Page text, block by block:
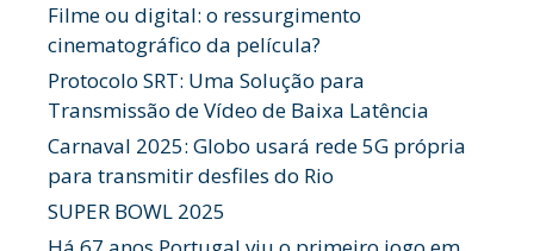
Filme ou digital: o ressurgimento
cinematográfico da película?
Protocolo SRT: Uma Solução para
Transmissão de Vídeo de Baixa Latência
Carnaval 2025: Globo usará rede 5G própria
para transmitir desfiles do Rio
SUPER BOWL 2025